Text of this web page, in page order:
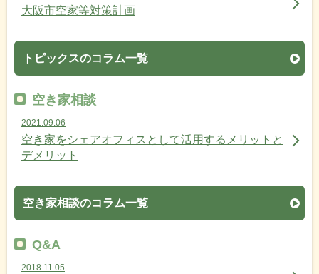
大阪市空家等対策計画
トピックスのコラム一覧
空き家相談
2021.09.06
空き家をシェアオフィスとして活用するメリットと
デメリット
空き家相談のコラム一覧
Q&A
2018.11.05